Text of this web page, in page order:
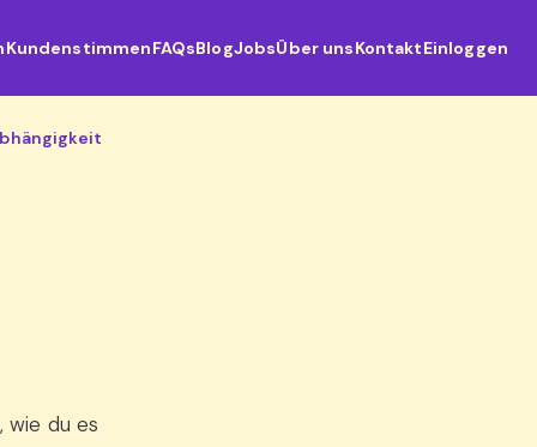
KundenstimmenFAQsBlogJobsÜber unsKontaktEinloggen
wie du es